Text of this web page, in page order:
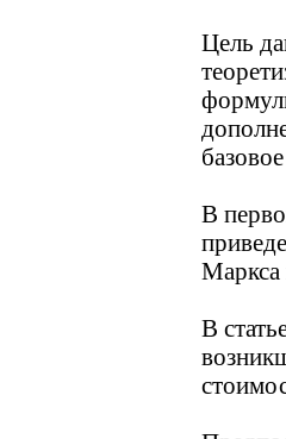
Цель
В
Маркса
В